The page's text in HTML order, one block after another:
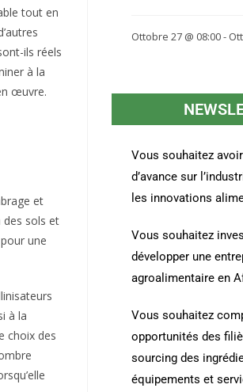
tout en
ils réels
à la
œuvre.
et
des sols et
une
à la
choix des
Ottobre 27 @ 08:00-
Vous souhaitez
d’avance sur
les innovations
Vous souhaitez
développer une
agroalimentaire en
Vous souhaitez
opportunités des
sourcing des
équipements et